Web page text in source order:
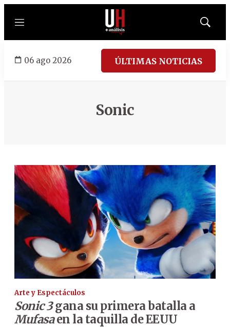
Menú
Mostrar
06 ago 2026 ÚLTIMAS NOTICIAS
Sonic
Arte y Espectáculos
Sonic 3gana su primera batalla a
Mufasaen la taquilla de EEUU